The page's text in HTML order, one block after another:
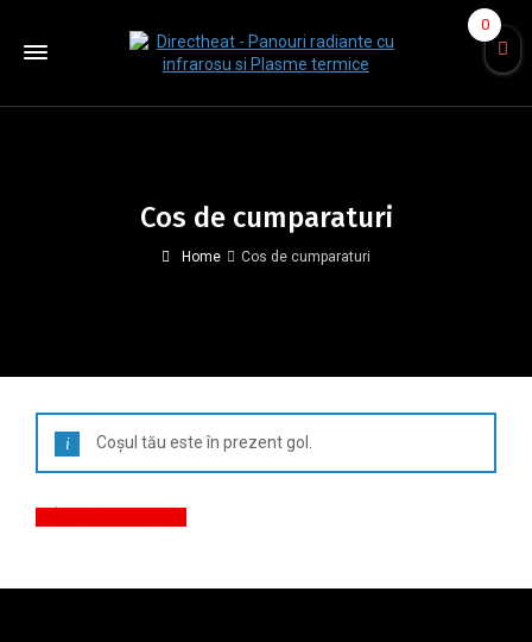
Cos de cumparaturi
Home Cos de cumparaturi
Coșul tău este în prezent gol.
0